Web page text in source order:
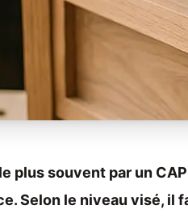
plus souvent par un
Selon le niveau visé, il